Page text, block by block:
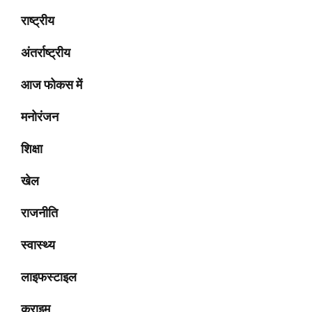
राष्ट्रीय
अंतर्राष्ट्रीय
आज फोकस में
मनोरंजन
शिक्षा
खेल
राजनीति
स्वास्थ्य
लाइफस्टाइल